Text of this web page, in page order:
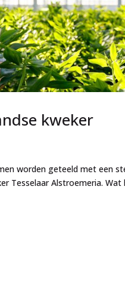
kweker
worden geteeld met een
Tesselaar Alstroemeria. Wat